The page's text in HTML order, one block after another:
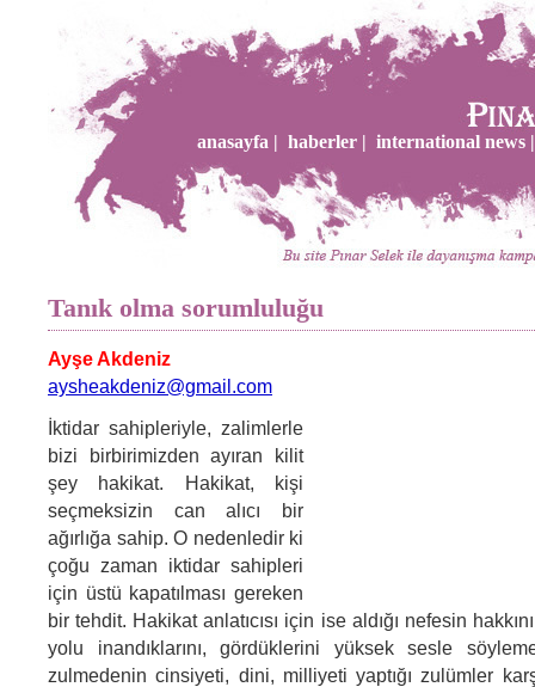
anasayfa | haberler | international news |
Tanık olma sorumluluğu
Ayşe Akdeniz
aysheakdeniz@gmail.com
İktidar sahipleriyle, zalimlerle
bizi birbirimizden ayıran kilit
şey hakikat. Hakikat, kişi
seçmeksizin can alıcı bir
ağırlığa sahip. O nedenledir ki
çoğu zaman iktidar sahipleri
için üstü kapatılması gereken
bir tehdit. Hakikat anlatıcısı için ise aldığı nefesin
yolu inandıklarını, gördüklerini yüksek sesle
zulmedenin cinsiyeti, dini, milliyeti yaptığı zulümler